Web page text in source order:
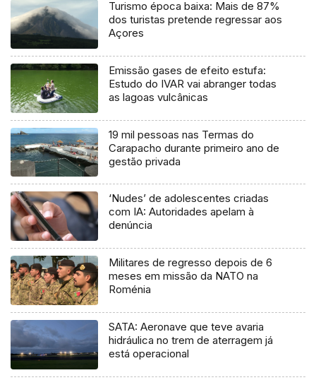
Turismo época baixa: Mais de 87%
dos turistas pretende regressar aos
Açores
Emissão gases de efeito estufa:
Estudo do IVAR vai abranger todas
as lagoas vulcânicas
19 mil pessoas nas Termas do
Carapacho durante primeiro ano de
gestão privada
‘Nudes’ de adolescentes criadas
com IA: Autoridades apelam à
denúncia
Militares de regresso depois de 6
meses em missão da NATO na
Roménia
SATA: Aeronave que teve avaria
hidráulica no trem de aterragem já
está operacional